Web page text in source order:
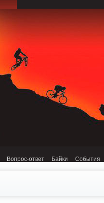
Вопрос-ответ Байки События